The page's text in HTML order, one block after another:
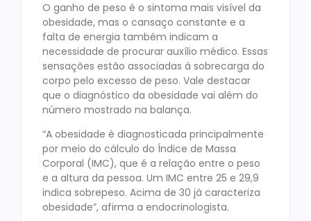
O ganho de peso é o sintoma mais visível da
obesidade, mas o cansaço constante e a
falta de energia também indicam a
necessidade de procurar auxílio médico. Essas
sensações estão associadas à sobrecarga do
corpo pelo excesso de peso. Vale destacar
que o diagnóstico da obesidade vai além do
número mostrado na balança.
“A obesidade é diagnosticada principalmente
por meio do cálculo do Índice de Massa
Corporal (IMC), que é a relação entre o peso
e a altura da pessoa. Um IMC entre 25 e 29,9
indica sobrepeso. Acima de 30 já caracteriza
obesidade”, afirma a endocrinologista.